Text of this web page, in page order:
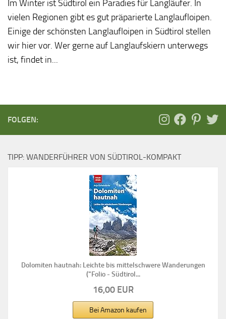
Im Winter ist Südtirol ein Paradies für Langläufer. In
vielen Regionen gibt es gut präparierte Langlaufloipen.
Einige der schönsten Langlaufloipen in Südtirol stellen
wir hier vor. Wer gerne auf Langlaufskiern unterwegs
ist, findet in...
FOLGEN:
TIPP: WANDERFÜHRER VON SÜDTIROL-KOMPAKT
Dolomiten hautnah: Leichte bis mittelschwere Wanderungen
("Folio - Südtirol...
16,00 EUR
Bei Amazon kaufen